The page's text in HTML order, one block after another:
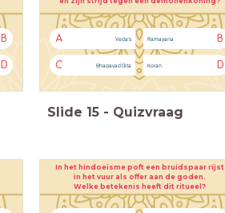
B
D
A Veda’s B
Ramayana
C Bhagavad Gita D
Koran
Slide 15 - Quizvraag
In het hindoeïsme poft een bruidspaar rijst
in het vuur als offer aan de goden.
Welke betekenis heeft dit ritueel?